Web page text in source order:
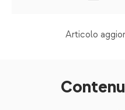
Articolo